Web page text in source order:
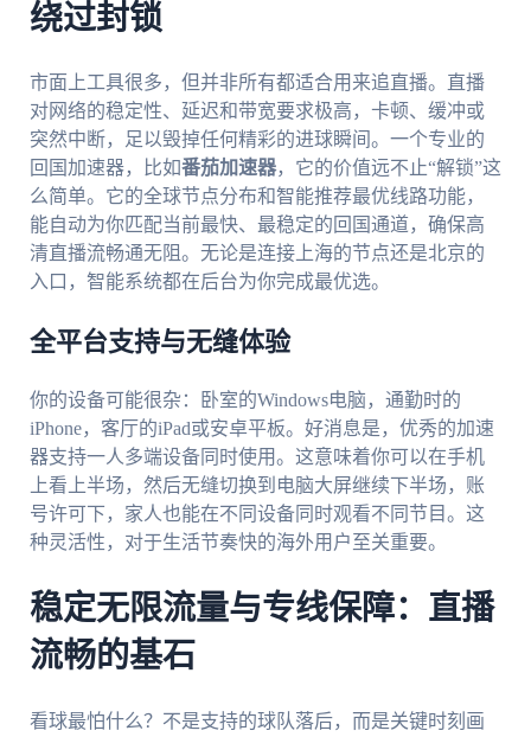
绕过封锁
市面上工具很多，但并非所有都适合用来追直播。直播
对网络的稳定性、延迟和带宽要求极高，卡顿、缓冲或
突然中断，足以毁掉任何精彩的进球瞬间。一个专业的
回国加速器，比如番茄加速器，它的价值远不止“解锁”这
么简单。它的全球节点分布和智能推荐最优线路功能，
能自动为你匹配当前最快、最稳定的回国通道，确保高
清直播流畅通无阻。无论是连接上海的节点还是北京的
入口，智能系统都在后台为你完成最优选。
全平台支持与无缝体验
你的设备可能很杂：卧室的Windows电脑，通勤时的
iPhone，客厅的iPad或安卓平板。好消息是，优秀的加速
器支持一人多端设备同时使用。这意味着你可以在手机
上看上半场，然后无缝切换到电脑大屏继续下半场，账
号许可下，家人也能在不同设备同时观看不同节目。这
种灵活性，对于生活节奏快的海外用户至关重要。
稳定无限流量与专线保障：直播
流畅的基石
看球最怕什么？不是支持的球队落后，而是关键时刻画